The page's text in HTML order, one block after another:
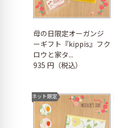
母の日限定オーガンジ
ーギフト『kippis』フク
ロウと家タ...
935 円（税込）
ネット限定